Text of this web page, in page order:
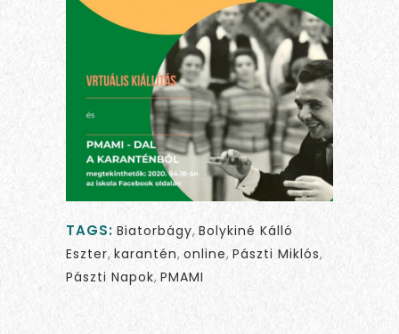
TAGS: Biatorbágy, Bolykiné Kálló
Eszter, karantén, online, Pászti Miklós,
Pászti Napok, PMAMI